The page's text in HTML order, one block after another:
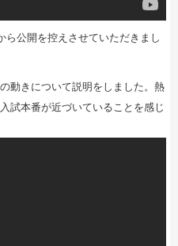
公開を控えさせていただきまし
動きについて説明をしました。熱
試本番が近づいていることを感じ